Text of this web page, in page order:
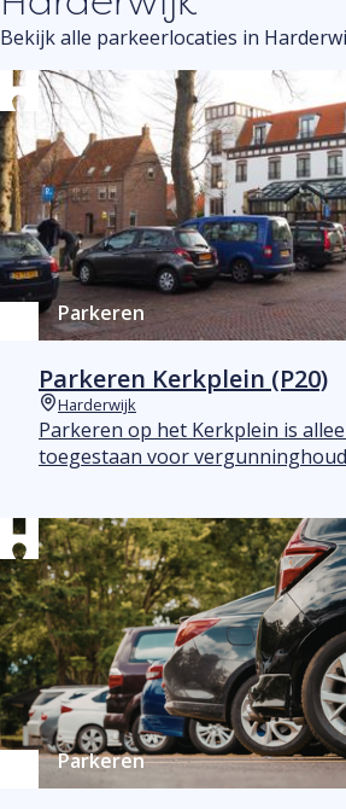
Bekijk alle parkeerlocaties in
Parkeren
Parkeren Kerkplein (P20)
Plaats
Harderwijk
Parkeren op het Kerkplein is
toegestaan voor
Parkeren